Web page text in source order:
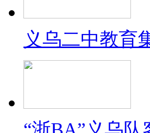
义乌二中教育